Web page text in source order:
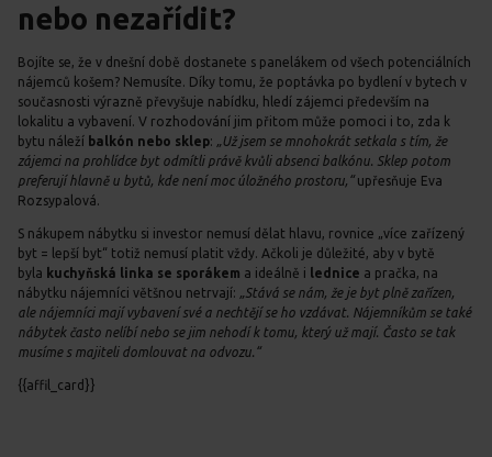
nebo nezařídit?
Bojíte se, že v dnešní době dostanete s panelákem od všech potenciálních
nájemců košem? Nemusíte. Díky tomu, že poptávka po bydlení v bytech v
současnosti výrazně převyšuje nabídku, hledí zájemci především na
lokalitu a vybavení. V rozhodování jim přitom může pomoci i to, zda k
bytu náleží balkón nebo sklep: „Už jsem se mnohokrát setkala s tím, že
zájemci na prohlídce byt odmítli právě kvůli absenci balkónu. Sklep potom
preferují hlavně u bytů, kde není moc úložného prostoru,“upřesňuje Eva
Rozsypalová.
S nákupem nábytku si investor nemusí dělat hlavu, rovnice „více zařízený
byt = lepší byt“ totiž nemusí platit vždy. Ačkoli je důležité, aby v bytě
byla kuchyňská linka se sporákem a ideálně i lednice a pračka, na
nábytku nájemníci většnou netrvají: „Stává se nám, že je byt plně zařízen,
ale nájemníci mají vybavení své a nechtějí se ho vzdávat. Nájemníkům se také
nábytek často nelíbí nebo se jim nehodí k tomu, který už mají. Často se tak
musíme s majiteli domlouvat na odvozu.“
{{affil_card}}